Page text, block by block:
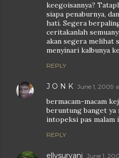
keegoisannya?
siapa penaburnya,
hati. Segera
ceritakanlah
akan segera melihat
menyinari kalbunya
REPLY
J O N K June 1, 2009
bermacam-macam
beruntung banget ya
intopeksi pas malam
REPLY
ellysuryani June 1,